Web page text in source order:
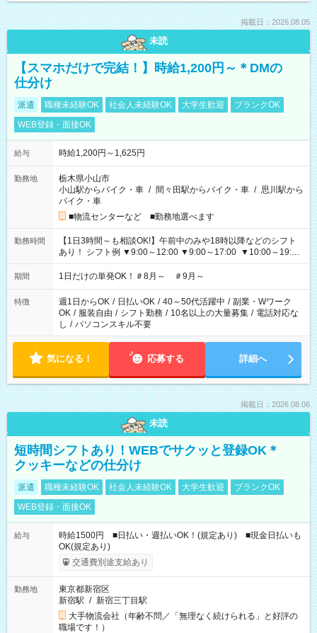
掲載日：2026.08.05
未読
【スマホだけで完結！】時給1,200円～＊DMの
仕分け
派遣 職種未経験OK 社会人未経験OK 大学生歓迎
ブランクOK
WEB登録・面接OK
給与 時給1,200円～1,625円
勤務地
栃木県小山市
小山駅からバイク・車 / 間々田駅からバイク・車 / 思川駅から
バイク・車
■物流センターなど ■勤務地選べます
勤務時間
【1日3時間～も相談OK!】午前中のみや18時以降などのシフト
あり！ シフト例 ▼9:00～12:00 ▼9:00～17:00 ▼10:00～19:00
▼18:00～21:00
期間 1日だけの単発OK！＃8月～ ＃9月～
特徴 週1日からOK / 日払いOK / 40～50代活躍中 / 副業・Wワーク
OK / 服装自由 / シフト勤務 / 10名以上の大量募集 / 電話対応な
し / パソコンスキル不要
気になる！ 応募する 詳細へ
掲載日：2026.08.06
未読
短時間シフトあり！WEBでサクッと登録OK＊
クッキーなどの仕分け
派遣 職種未経験OK 社会人未経験OK 大学生歓迎
ブランクOK
WEB登録・面接OK
給与
時給1500円 ■日払い・週払いOK！(規定あり) ■現金日払いも
OK(規定あり)
交通費別途支給あり
勤務地
東京都新宿区
新宿駅 / 新宿三丁目駅
大手物流会社（年齢不問／「無理なく続けられる」と好評の
職場です！）